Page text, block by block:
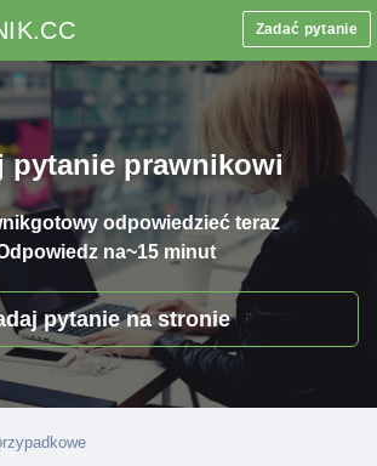
.CC Zadać pytanie
pytanie prawnikowi
gotowy odpowiedzieć teraz
na~15 minut
pytanie na stronie